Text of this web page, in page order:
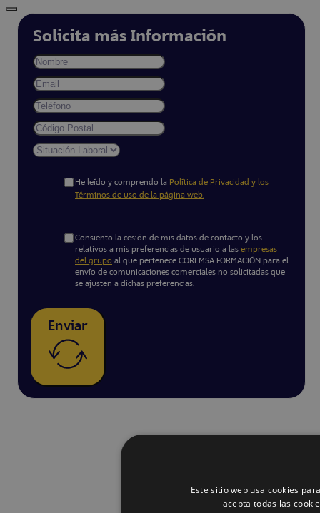
Solicita más Información
He leído y comprendo la Política de Privacidad y los
Términos de uso de la página web.
Consiento la cesión de mis datos de contacto y los
relativos a mis preferencias de usuario a las empresas
del grupo al que pertenece COREMSA FORMACIÓN para el
envío de comunicaciones comerciales no solicitadas que
se ajusten a dichas preferencias.
Enviar
Este sitio web usa cookies
acepta todas las